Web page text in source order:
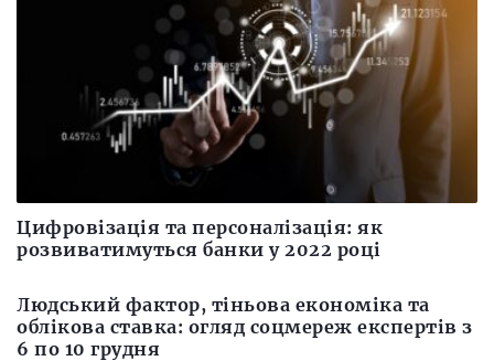
Цифровізація та персоналізація: як
розвиватимуться банки у 2022 році
Людський фактор, тіньова економіка та
облікова ставка: огляд соцмереж експертів з
6 по 10 грудня